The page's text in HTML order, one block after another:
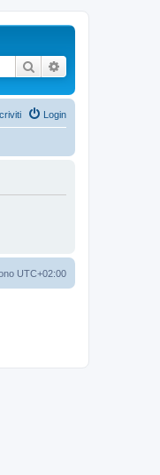
Cerca
Login
UTC+02:00